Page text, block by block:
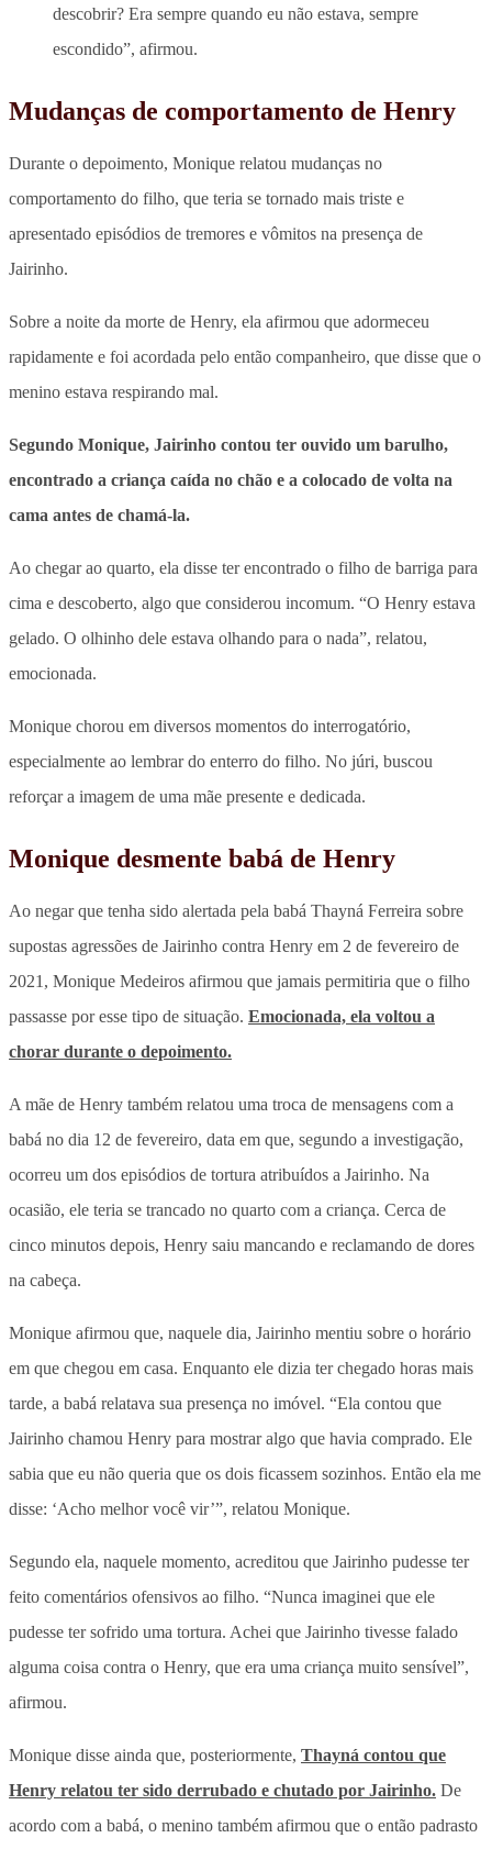
descobrir? Era sempre quando eu não estava, sempre
escondido”, afirmou.
Mudanças de comportamento de Henry
Durante o depoimento, Monique relatou mudanças no
comportamento do filho, que teria se tornado mais triste e
apresentado episódios de tremores e vômitos na presença de
Jairinho.
Sobre a noite da morte de Henry, ela afirmou que adormeceu
rapidamente e foi acordada pelo então companheiro, que disse que o
menino estava respirando mal.
Segundo Monique, Jairinho contou ter ouvido um barulho,
encontrado a criança caída no chão e a colocado de volta na
cama antes de chamá-la.
Ao chegar ao quarto, ela disse ter encontrado o filho de barriga para
cima e descoberto, algo que considerou incomum. “O Henry estava
gelado. O olhinho dele estava olhando para o nada”, relatou,
emocionada.
Monique chorou em diversos momentos do interrogatório,
especialmente ao lembrar do enterro do filho. No júri, buscou
reforçar a imagem de uma mãe presente e dedicada.
Monique desmente babá de Henry
Ao negar que tenha sido alertada pela babá Thayná Ferreira sobre
supostas agressões de Jairinho contra Henry em 2 de fevereiro de
2021, Monique Medeiros afirmou que jamais permitiria que o filho
passasse por esse tipo de situação. Emocionada, ela voltou a
chorar durante o depoimento.
A mãe de Henry também relatou uma troca de mensagens com a
babá no dia 12 de fevereiro, data em que, segundo a investigação,
ocorreu um dos episódios de tortura atribuídos a Jairinho. Na
ocasião, ele teria se trancado no quarto com a criança. Cerca de
cinco minutos depois, Henry saiu mancando e reclamando de dores
na cabeça.
Monique afirmou que, naquele dia, Jairinho mentiu sobre o horário
em que chegou em casa. Enquanto ele dizia ter chegado horas mais
tarde, a babá relatava sua presença no imóvel. “Ela contou que
Jairinho chamou Henry para mostrar algo que havia comprado. Ele
sabia que eu não queria que os dois ficassem sozinhos. Então ela me
disse: ‘Acho melhor você vir’”, relatou Monique.
Segundo ela, naquele momento, acreditou que Jairinho pudesse ter
feito comentários ofensivos ao filho. “Nunca imaginei que ele
pudesse ter sofrido uma tortura. Achei que Jairinho tivesse falado
alguma coisa contra o Henry, que era uma criança muito sensível”,
afirmou.
Monique disse ainda que, posteriormente, Thayná contou que
Henry relatou ter sido derrubado e chutado por Jairinho. De
acordo com a babá, o menino também afirmou que o então padrasto